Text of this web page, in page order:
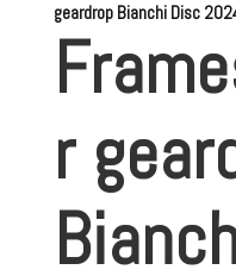
geardrop Bianchi Disc
r